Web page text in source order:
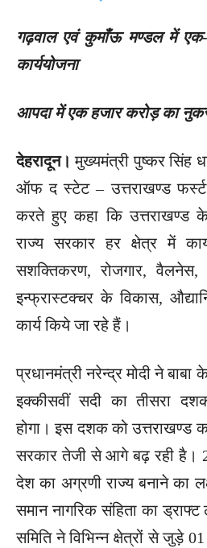
गढ़वाल एवं कुमाँऊ मण्डल में
कार्ययोजना
आपदा में एक हजार करोड़ का
देहरादून। मुख्यमंत्री पुष्कर सिंह
ऑफ द स्टेट – उत्तराखण्ड
करते हुए कहा कि उत्तराखण्ड
राज्य सरकार हर क्षेत्र में
सशक्तिकरण, रोजगार, वैलनेस,
इन्फ्रास्टक्चर के विकास,
कार्य किये जा रहे हैं।
प्रधानमंत्री नरेन्द्र मोदी ने
इक्कीसवीं सदी का तीसरा
होगा। इस दशक को उत्तराखण्ड
सरकार तेजी से आगे बढ़ रही है।
देश का अग्रणी राज्य बनाने का
समान नागरिक संहिता का
समिति ने विभिन्न क्षेत्रों से जुड़े